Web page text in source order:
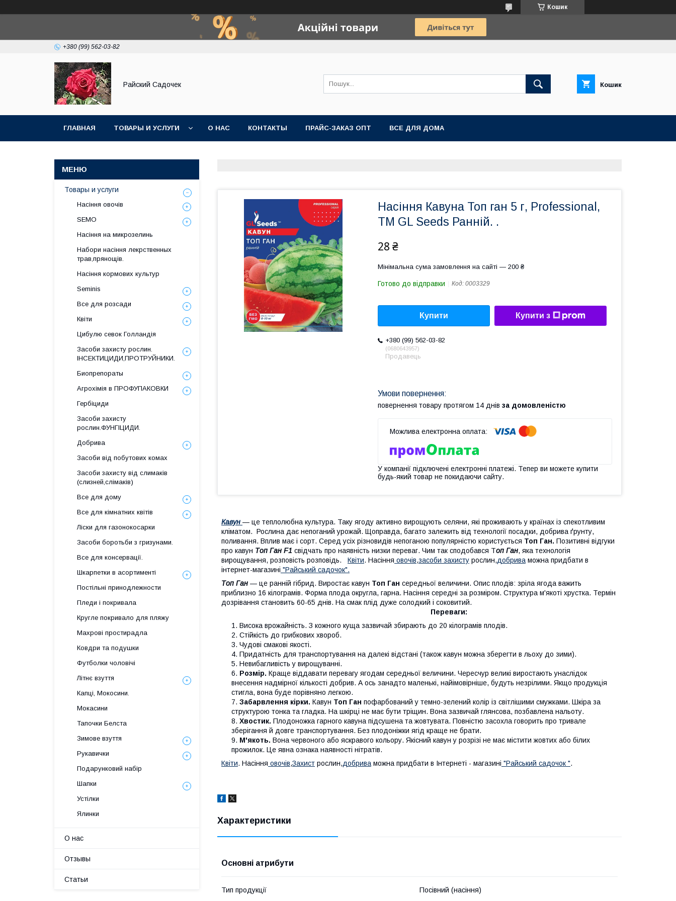
Кошик
+380 (99) 562-03-82
Райский Садочек Кошик
ГЛАВНАЯ ТОВАРЫ И УСЛУГИ О НАС КОНТАКТЫ ПРАЙС-ЗАКАЗ ОПТ ВСЕ ДЛЯ ДОМА
Насіння Кавуна Топ ган 5 г, Professional,
TM GL Seeds Ранній. .
28 ₴
Мінімальна сума замовлення на сайті — 200 ₴
Готово до відправки Код: 0003329
Купити Купити з
+380 (99) 562-03-82
0680643957
Продавець
повернення товару протягом 14 днів за домовленістю
У компанії підключені електронні платежі. Тепер ви можете купити
будь-який товар не покидаючи сайту.
Кавун — це теплолюбна культура. Таку ягоду активно вирощують селяни, які проживають у країнах із спекотливим
кліматом. Рослина дає непоганий урожай. Щоправда, багато залежить від технології посадки, добрива ґрунту,
поливання. Вплив має і сорт. Серед усіх різновидів непоганою популярністю користується Топ Ган. Позитивні відгуки
про кавун Топ Ган F1 свідчать про наявність низки переваг. Чим так сподобався Топ Ган, яка технологія
вирощування, розповість розповідь. Квіти. Насіння овочів,засоби захисту рослин,добрива можна придбати в
інтернет-магазині "Райський садочок".
Топ Ган — це ранній гібрид. Виростає кавун Топ Ган середньої величини. Опис плодів: зріла ягода важить
приблизно 16 кілограмів. Форма плода округла, гарна. Насіння середні за розміром. Структура м'якоті хрустка. Термін
дозрівання становить 60-65 днів. На смак плід дуже солодкий і соковитий.
Переваги:
Висока врожайність. З кожного куща зазвичай збирають до 20 кілограмів плодів.
Стійкість до грибкових хвороб.
Чудові смакові якості.
Придатність для транспортування на далекі відстані (також кавун можна зберегти в льоху до зими).
Невибагливість у вирощуванні.
Розмір. Краще віддавати перевагу ягодам середньої величини. Чересчур великі виростають унаслідок
внесення надмірної кількості добрив. А ось занадто маленькі, найімовірніше, будуть незрілими. Якщо продукція
стигла, вона буде порівняно легкою.
Забарвлення кірки. Кавун Топ Ган пофарбований у темно-зелений колір із світлішими смужками. Шкіра за
структурою тонка та гладка. На шкірці не має бути тріщин. Вона зазвичай глянсова, позбавлена нальоту.
Хвостик. Плодоножка гарного кавуна підсушена та жовтувата. Повністю засохла говорить про тривале
зберігання й довге транспортування. Без плодоніжки ягід краще не брати.
М'якоть. Вона червоного або яскравого кольору. Якісний кавун у розрізі не має містити жовтих або білих
прожилок. Це явна ознака наявності нітратів.
Квiти. Насiння овочiв,Захист рослин,добрива можна придбати в Інтернеті - магазині "Райський садочок ".
Характеристики
Основні атрибути
Тип продукції Посівний (насіння)
Товары и услуги
Насіння овочів
SEMO
Насіння на микрозелинь
Набори насіння лекрственных
трав,прянощів.
Насіння кормових культур
Seminis
Все для розсади
Квіти
Цибулю севок Голландія
Засоби захисту рослин.
ІНСЕКТИЦИДИ,ПРОТРУЙНИКИ.
Биопрепораты
Агрохімія в ПРОФУПАКОВКИ
Гербіциди
Засоби захисту
рослин.ФУНГІЦИДИ.
Добрива
Засоби від побутових комах
Засоби захисту від слимаків
(слизней,слімаків)
Все для дому
Все для кімнатних квітів
Ліски для газонокосарки
Засоби боротьби з гризунами.
Все для консервації.
Шкарпетки в асортименті
Постільні принодлежности
Пледи і покривала
Кругле покривало для пляжу
Махрові простирадла
Ковдри та подушки
Футболки чоловічі
Літнє взуття
Капці, Мокосини.
Мокасини
Тапочки Белста
Зимове взуття
Рукавички
Подарунковий набір
Шапки
Устілки
Ялинки
О нас
Отзывы
Статьи